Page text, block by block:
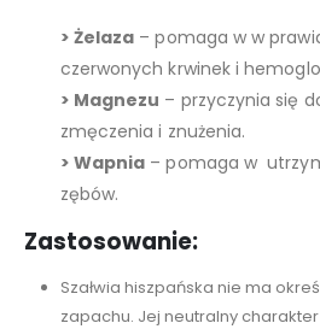
> Żelaza – pomaga w w
czerwonych krwinek i
> Magnezu – przyczynia się
zmęczenia i znużenia.
> Wapnia – pomaga w
zębów.
Zastosowanie:
Szałwia hiszpańska nie ma
zapachu. Jej neutralny